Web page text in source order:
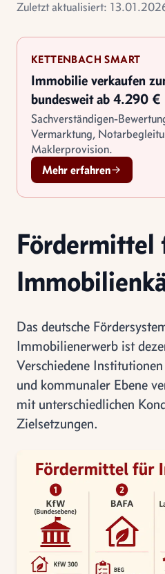
Zuletzt aktualisiert:
KETTENBACH SMART
Immobilie verkaufen
bundesweit ab 4.290 €
Sachverständigen-
Vermarktung,
Maklerprovision.
Mehr erfahren
Fördermittel
Das deutsche
Immobilienerwerb ist
Verschiedene
und kommunaler Ebene
mit unterschiedlichen
Zielsetzungen.